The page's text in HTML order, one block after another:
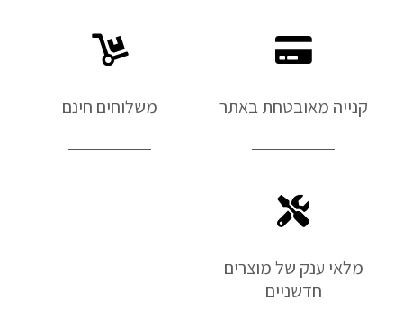
קנייה מאובטחת באתר משלוחים חינם
מלאי ענק של מוצרים
חדשניים